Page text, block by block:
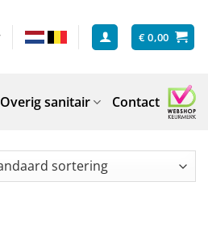
€0,00
Overig sanitair Contact